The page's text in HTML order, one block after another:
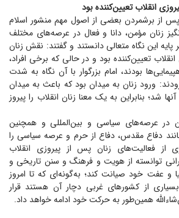
انقلاب تعیین‌کننده بود
از برشمردن بعضی از اصول مهم منشور اسلام
زنان مؤمن، دانا و فعال در عرصه‌های مختلف
پایه این نگاه متعالی دانستند و گفتند: نقش زنان
تعیین‌کننده بود و در حالی که برخی افراد،
بودند، امام بزرگوار با آن نگاه به شدت
ورود زنان به میدان بود که باعث به میدان
شد؛ بنابراین به یک معنا زنان انقلاب را پیروز
در عرصه‌های سیاسی و بین‌المللی و همچنین
دفاع مقدس، دفاع از حرم و عرصه سیاسی را
از فعالیت‌های زنان پس از پیروزی انقلاب
توانسته از هویت و فرهنگ و سنن تاریخی و
و عفت خود صیانت کند؛ به‌گونه‌ای که تا امروز
از کشور‌های غربی دچار آن هستند قرار
همین‌طور به حرکت خود ادامه خواهد داد.